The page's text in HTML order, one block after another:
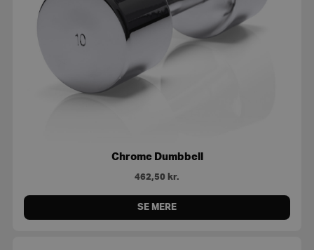
Chrome Dumbbell
462,50 kr.
SE MERE